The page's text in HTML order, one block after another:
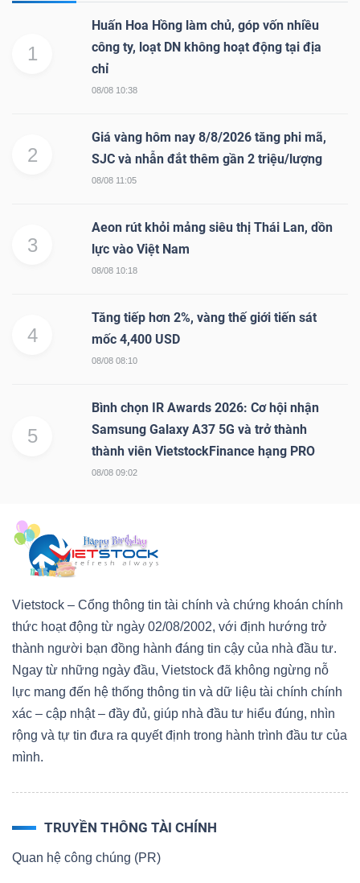
1
Huấn Hoa Hồng làm chủ, góp vốn nhiều
công ty, loạt DN không hoạt động tại địa
chỉ
08/08 10:38
2
Giá vàng hôm nay 8/8/2026 tăng phi mã,
SJC và nhẫn đắt thêm gần 2 triệu/lượng
08/08 11:05
3
Aeon rút khỏi mảng siêu thị Thái Lan, dồn
lực vào Việt Nam
08/08 10:18
4
Tăng tiếp hơn 2%, vàng thế giới tiến sát
mốc 4,400 USD
08/08 08:10
5
Bình chọn IR Awards 2026: Cơ hội nhận
Samsung Galaxy A37 5G và trở thành
thành viên VietstockFinance hạng PRO
08/08 09:02
Vietstock – Cổng thông tin tài chính và chứng khoán chính
thức hoạt động từ ngày 02/08/2002, với định hướng trở
thành người bạn đồng hành đáng tin cậy của nhà đầu tư.
Ngay từ những ngày đầu, Vietstock đã không ngừng nỗ
lực mang đến hệ thống thông tin và dữ liệu tài chính chính
xác – cập nhật – đầy đủ, giúp nhà đầu tư hiểu đúng, nhìn
rộng và tự tin đưa ra quyết định trong hành trình đầu tư của
mình.
TRUYỀN THÔNG TÀI CHÍNH
Quan hệ công chúng (PR)